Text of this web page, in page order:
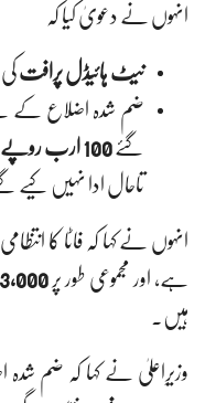
انہوں نے دعویٰ کیا کہ
نیٹ ہائیڈل پرافتکی
ضم شدہ اضلاع کے
گئے 100 ارب روپے سالانہ
تاحال ادا نہیں کیے
انہوں نے کہا کہ فاٹا کا
ہے، اور مجموعی طور پر3,000 ارب روپے
ہیں۔